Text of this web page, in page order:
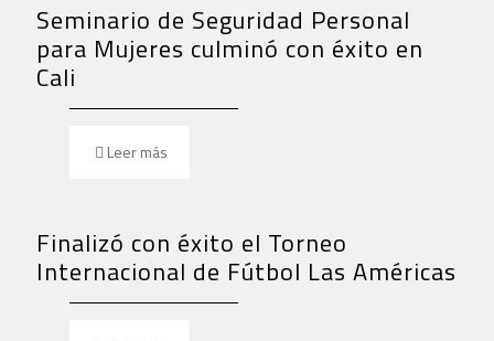
Seminario de Seguridad Personal
para Mujeres culminó con éxito en
Cali
Leer más
Finalizó con éxito el Torneo
Internacional de Fútbol Las Américas